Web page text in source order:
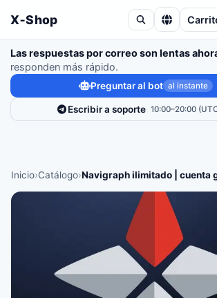
X‑Shop
Las respuestas por correo son lentas
responden más rápido.
Preguntar al bot al instante
Escribir a soporte 10:00–20:00
Inicio›Catálogo›Navigraph ilimitado | cuenta